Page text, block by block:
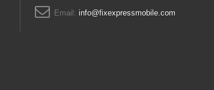
Email: info@fixexpressmobile.com